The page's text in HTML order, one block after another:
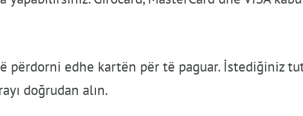
edhe kartën për të paguar. İstediğiniz
doğrudan alın.